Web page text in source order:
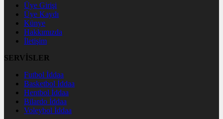
Üye Girişi
Üye Kaydı
Künye
Hakkımızda
İletişim
SERVİSLER
Futbol İddaa
Basketbol İddaa
Hentbol İddaa
Bilardo İddaa
Voleybol İddaa